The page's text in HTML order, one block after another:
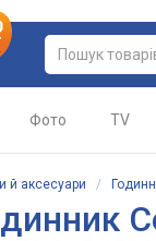
Фото TV
й аксесуари /